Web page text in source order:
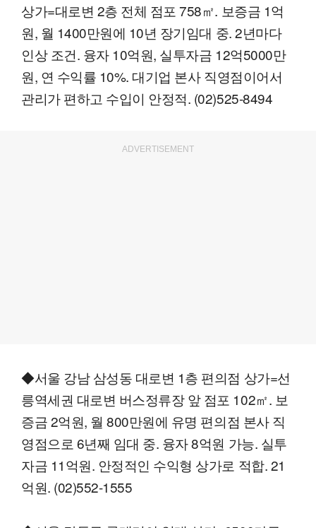
상가=대로변 2층 전체 점포 758㎡. 보증금 1억
원, 월 1400만원에 10년 장기임대 중. 2년마다
인상 조건. 융자 10억원, 실투자금 12억5000만
원, 연 수익률 10%. 대기업 본사 직영점이어서
관리가 편하고 수입이 안정적. (02)525-8494
ADVERTISEMENT
◆서울 강남 삼성동 대로변 1층 편의점 상가=선
릉역세권 대로변 버스정류장 앞 점포 102㎡. 보
증금 2억원, 월 800만원에 유명 편의점 본사 직
영점으로 6년째 임대 중. 융자 8억원 가능. 실투
자금 11억원. 안정적인 수익형 상가로 적합. 21
억원. (02)552-1555